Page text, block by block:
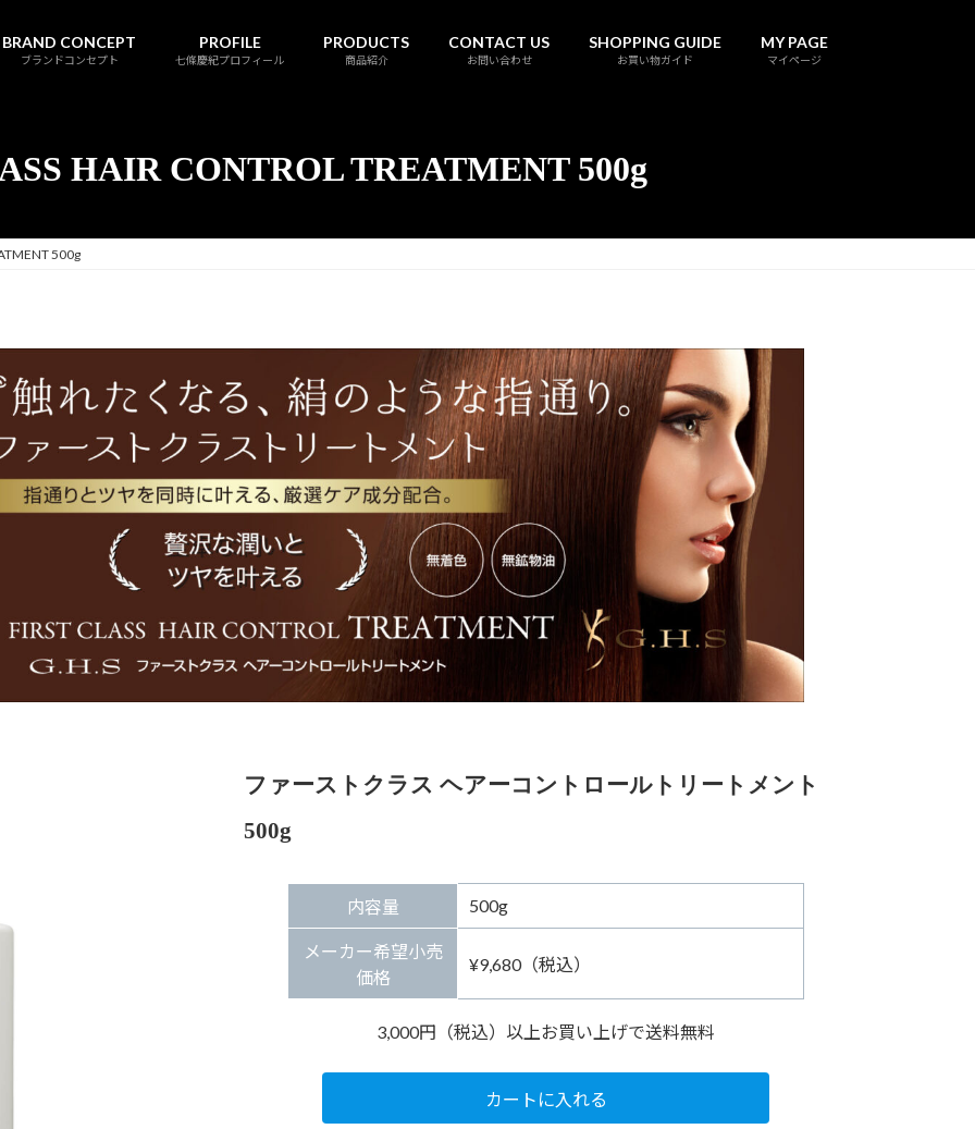
BRAND CONCEPT
ブランドコンセプト
PROFILE
七條慶紀プロフィール
PRODUCTS
商品紹介
CONTACT US
お問い合わせ
SHOPPING GUIDE
お買い物ガイド
MY PAGE
マイページ
HAIR CONTROL TREATMENT 500g
500g
ファーストクラス ヘアーコントロールトリートメント
500g
内容量 500g
メーカー希望小売
価格
¥9,680（税込）
3,000円（税込）以上お買い上げで送料無料
カートに入れる